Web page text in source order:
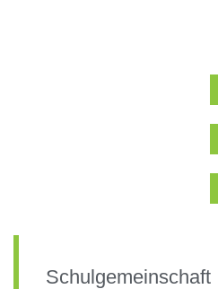
Schulgemeinschaft